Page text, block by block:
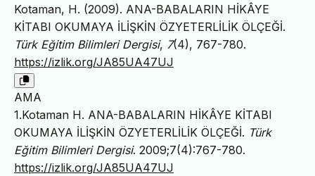
Kotaman, H. (2009). ANA-BABALARIN HİKÂYE
KİTABI OKUMAYA İLİŞKİN ÖZYETERLİLİK ÖLÇEĞİ.
Türk Eğitim Bilimleri Dergisi, 7(4), 767-780.
https://izlik.org/JA85UA47UJ
AMA
1.Kotaman H. ANA-BABALARIN HİKÂYE KİTABI
OKUMAYA İLİŞKİN ÖZYETERLİLİK ÖLÇEĞİ. Türk
Eğitim Bilimleri Dergisi. 2009;7(4):767-780.
https://izlik.org/JA85UA47UJ